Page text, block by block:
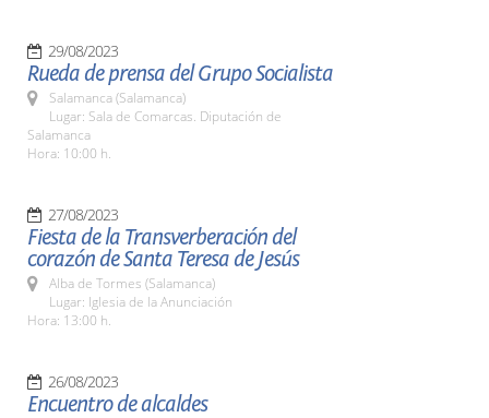
29/08/2023
Rueda de prensa del Grupo Socialista
Salamanca (Salamanca)
Lugar: Sala de Comarcas. Diputación de
Salamanca
Hora: 10:00 h.
27/08/2023
Fiesta de la Transverberación del
corazón de Santa Teresa de Jesús
Alba de Tormes (Salamanca)
Lugar: Iglesia de la Anunciación
Hora: 13:00 h.
26/08/2023
Encuentro de alcaldes